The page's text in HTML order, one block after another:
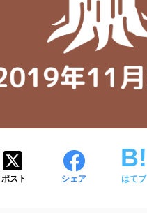
ポスト シェア はてブ